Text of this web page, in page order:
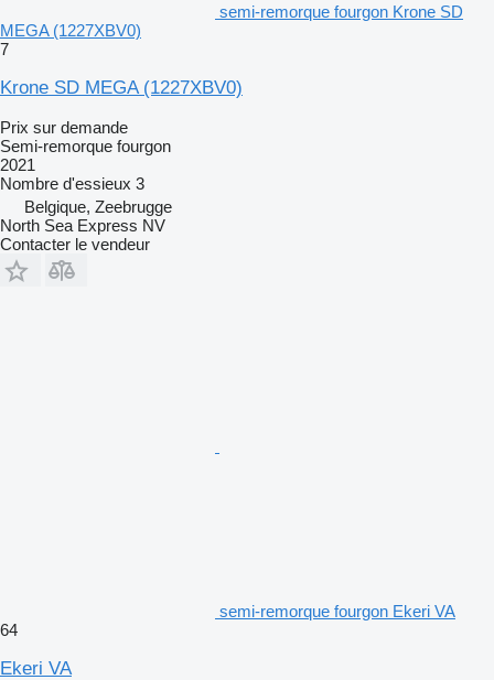
semi-remorque fourgon Krone SD
MEGA (1227XBV0)
7
Krone SD MEGA (1227XBV0)
Prix sur demande
Semi-remorque fourgon
2021
Nombre d'essieux 3
Belgique, Zeebrugge
North Sea Express NV
Contacter le vendeur
semi-remorque fourgon Ekeri VA
64
Ekeri VA